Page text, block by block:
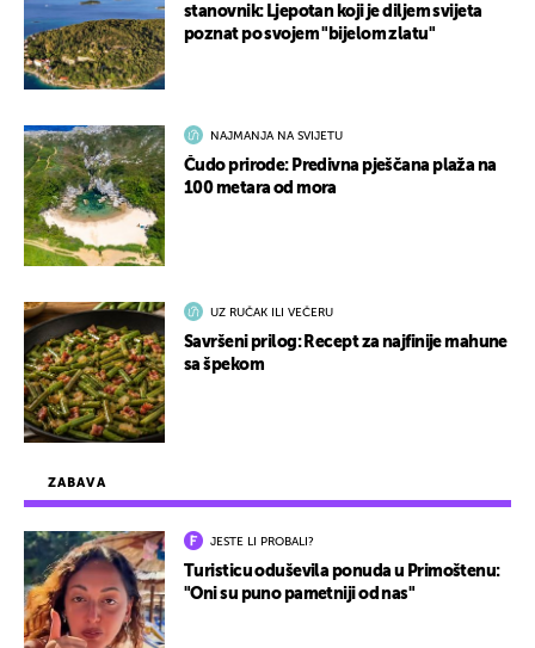
ZABAVA
JESTE LI PROBALI?
Turisticu oduševila ponuda u Primoštenu:
"Oni su puno pametniji od nas"
stanovnik: Ljepotan koji je diljem svijeta
poznat po svojem "bijelom zlatu"
NAJMANJA NA SVIJETU
Čudo prirode: Predivna pješčana plaža na
100 metara od mora
UZ RUČAK ILI VEČERU
Savršeni prilog: Recept za najfinije mahune
sa špekom